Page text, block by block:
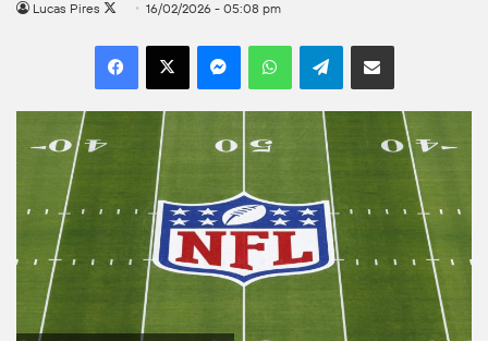
Lucas Pires
Follow
X
16/02/2026 - 05:08 pm
Facebook
X MessengerWhatsAppTelegramCompartilhar por e-mail